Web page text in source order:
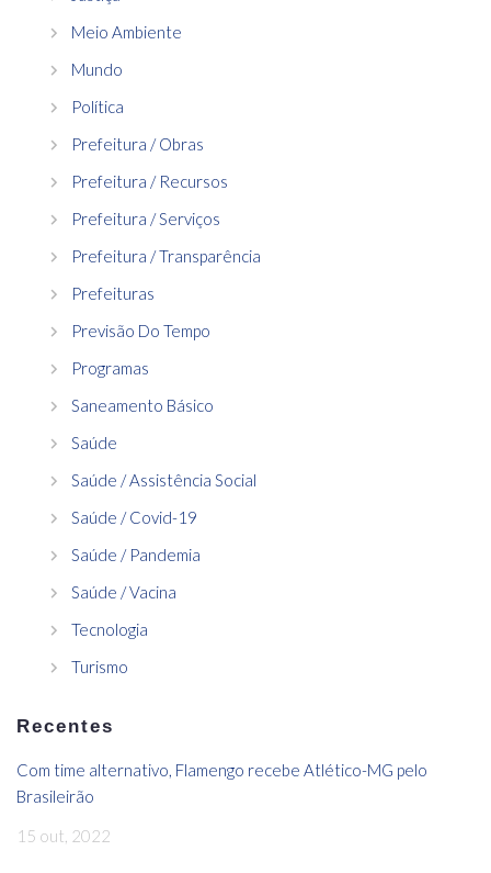
Meio Ambiente
Mundo
Política
Prefeitura / Obras
Prefeitura / Recursos
Prefeitura / Serviços
Prefeitura / Transparência
Prefeituras
Previsão Do Tempo
Programas
Saneamento Básico
Saúde
Saúde / Assistência Social
Saúde / Covid-19
Saúde / Pandemia
Saúde / Vacina
Tecnologia
Turismo
Recentes
Com time alternativo, Flamengo recebe Atlético-MG pelo
Brasileirão
15 out, 2022